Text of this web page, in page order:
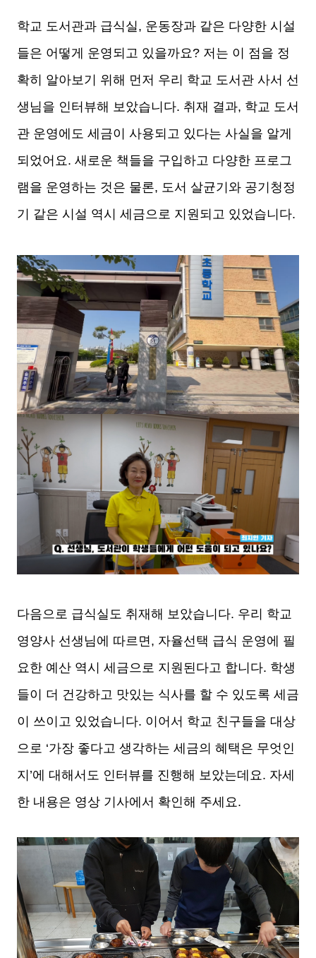
학교 도서관과 급식실, 운동장과 같은 다양한 시설
들은 어떻게 운영되고 있을까요? 저는 이 점을 정
확히 알아보기 위해 먼저 우리 학교 도서관 사서 선
생님을 인터뷰해 보았습니다. 취재 결과, 학교 도서
관 운영에도 세금이 사용되고 있다는 사실을 알게
되었어요. 새로운 책들을 구입하고 다양한 프로그
램을 운영하는 것은 물론, 도서 살균기와 공기청정
기 같은 시설 역시 세금으로 지원되고 있었습니다.
다음으로 급식실도 취재해 보았습니다. 우리 학교
영양사 선생님에 따르면, 자율선택 급식 운영에 필
요한 예산 역시 세금으로 지원된다고 합니다. 학생
들이 더 건강하고 맛있는 식사를 할 수 있도록 세금
이 쓰이고 있었습니다. 이어서 학교 친구들을 대상
으로 ‘가장 좋다고 생각하는 세금의 혜택은 무엇인
지’에 대해서도 인터뷰를 진행해 보았는데요. 자세
한 내용은 영상 기사에서 확인해 주세요.